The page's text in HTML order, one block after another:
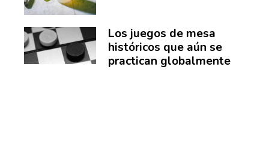
Los juegos de mesa
históricos que aún se
practican globalmente